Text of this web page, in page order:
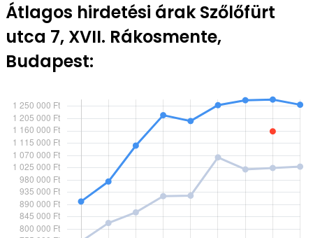
Átlagos hirdetési árak Szőlőfürt
utca 7, XVII. Rákosmente,
Budapest: